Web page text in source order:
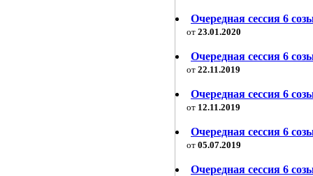
Очередная сессия 6
от 23.01.2020
Очередная сессия 6
от 22.11.2019
Очередная сессия 6
от 12.11.2019
Очередная сессия 6
от 05.07.2019
Очередная сессия 6